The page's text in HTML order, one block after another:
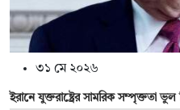
৩১ মে ২০২৬
ইরানে যুক্তরাষ্ট্রের সামরিক সম্পৃক্ততা ভুল